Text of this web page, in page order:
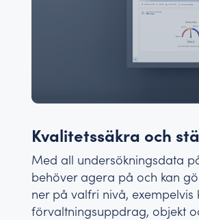
Kvalitetssäkra och
Med all undersökningsdata
behöver agera på och kan
ner på valfri nivå,
förvaltningsuppdrag, objekt